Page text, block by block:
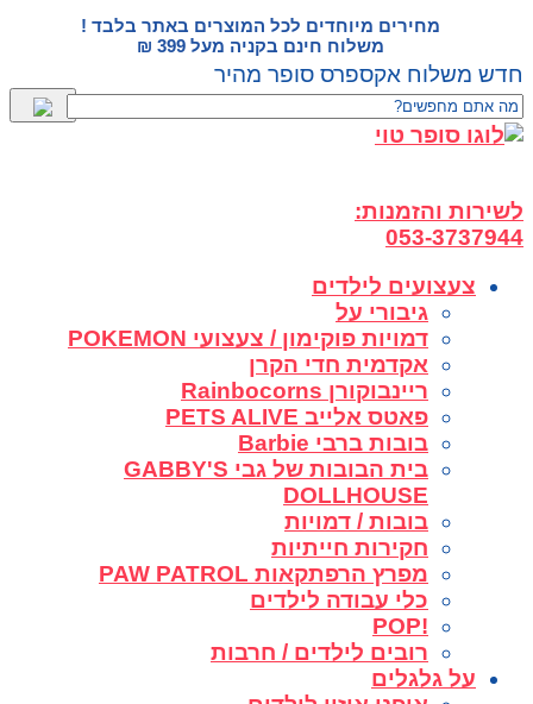
מחירים מיוחדים לכל המוצרים באתר בלבד !
משלוח חינם בקניה מעל 399 ₪
חדש משלוח אקספרס סופר מהיר
לשירות והזמנות:
053-3737944
צעצועים לילדים
גיבורי על
דמויות פוקימון / צעצועי POKEMON
אקדמית חדי הקרן
ריינבוקורן Rainbocorns
פאטס אלייב PETS ALIVE
בובות ברבי Barbie
בית הבובות של גבי GABBY'S
DOLLHOUSE
בובות / דמויות
חקירות חייתיות
מפרץ הרפתקאות PAW PATROL
כלי עבודה לילדים
!POP
רובים לילדים / חרבות
על גלגלים